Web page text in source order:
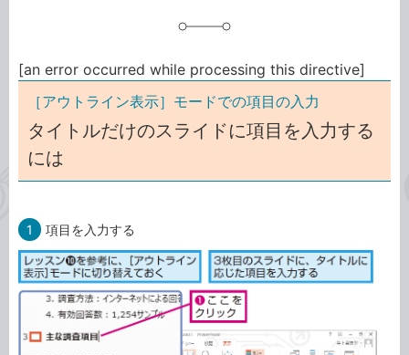
[an error occurred while processing this directive]
［アウトライン表示］モードでの項目の入力
タイトルだけのスライドに項目を入力する
には
1 項目を入力する